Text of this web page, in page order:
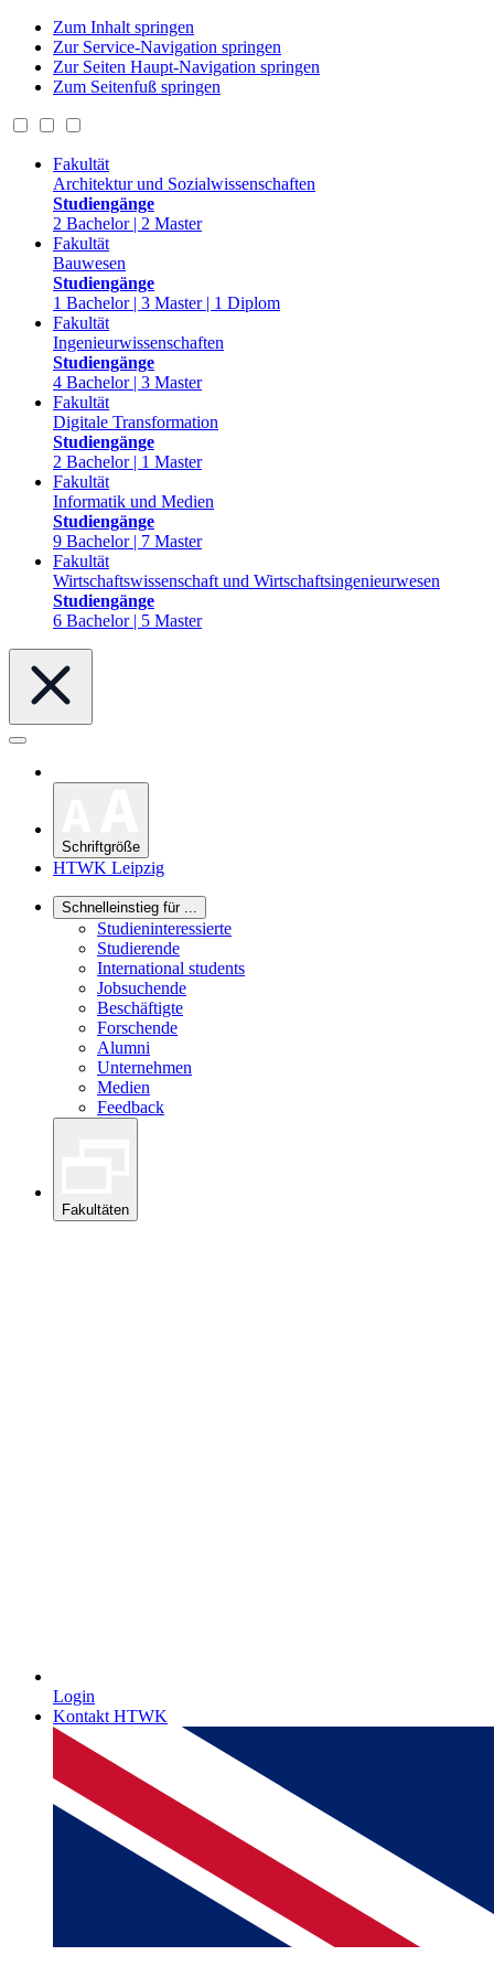
Zum Inhalt springen
Zur Service-Navigation springen
Zur Seiten Haupt-Navigation springen
Zum Seitenfuß springen
Fakultät
Architektur und Sozialwissenschaften
Studiengänge
2 Bachelor | 2 Master
Fakultät
Bauwesen
Studiengänge
1 Bachelor | 3 Master | 1 Diplom
Fakultät
Ingenieurwissenschaften
Studiengänge
4 Bachelor | 3 Master
Fakultät
Digitale Transformation
Studiengänge
2 Bachelor | 1 Master
Fakultät
Informatik und Medien
Studiengänge
9 Bachelor | 7 Master
Fakultät
Wirtschaftswissenschaft und Wirtschaftsingenieurwesen
Studiengänge
6 Bachelor | 5 Master
Schriftgröße
HTWK Leipzig
Schnelleinstieg für ...
Studieninteressierte
Studierende
International students
Jobsuchende
Beschäftigte
Forschende
Alumni
Unternehmen
Medien
Feedback
Fakultäten
Login
Kontakt HTWK